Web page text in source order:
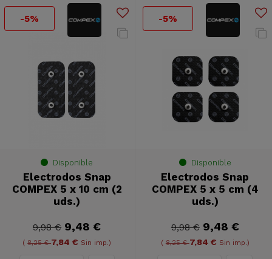
-5%
Disponible
Electrodos Snap
COMPEX 5 x 10 cm (2
uds.)
9,98 € 9,48 €
(8,25 €7,84 € Sin imp.)
-5%
Disponible
Electrodos Snap
COMPEX 5 x 5 cm (4
uds.)
9,98 € 9,48 €
( 8,25 €7,84 € Sin imp.)